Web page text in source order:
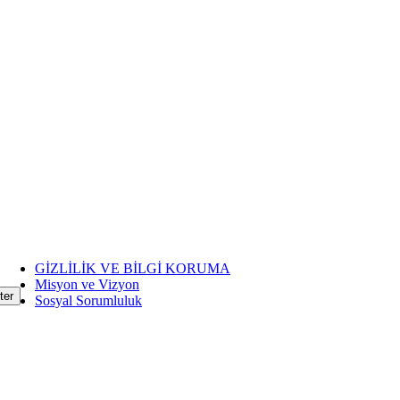
GİZLİLİK VE BİLGİ KORUMA
Misyon ve Vizyon
Sosyal Sorumluluk